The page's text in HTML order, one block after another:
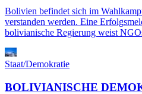
Bolivien befindet sich im
verstanden werden. Eine
bolivianische Regierung weist
Staat/Demokratie
BOLIVIANISCHE